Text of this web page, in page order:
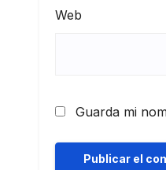
Web
Guarda mi